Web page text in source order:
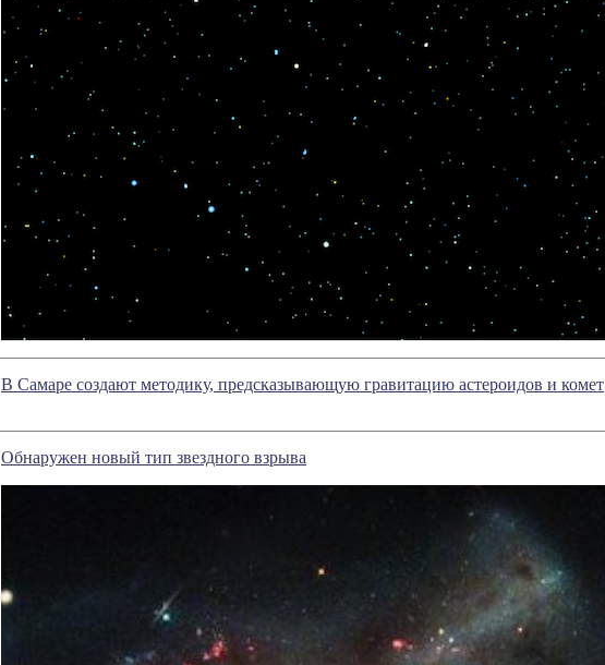
В Самаре создают методику, предсказывающую гравитацию астероидов и комет
Обнаружен новый тип звездного взрыва